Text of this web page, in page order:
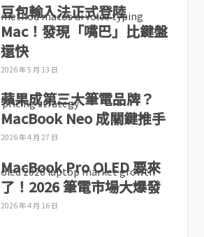
豆包輸入法正式登陸
Mac！發現「嘴巴」比鍵盤
還快
2026 年 5 月 13 日
蘋果成第三大筆電品牌？
MacBook Neo 成關鍵推手
2026 年 4 月 27 日
MacBook Pro OLED 要來
了！2026 筆電市場大爆發
2026 年 4 月 16 日